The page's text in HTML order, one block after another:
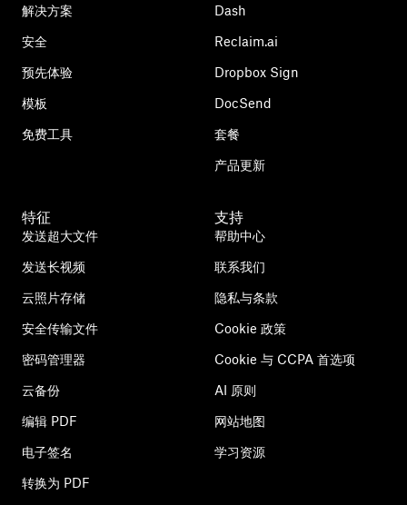
解决方案
安全
预先体验
模板
免费工具
Dash
Reclaim.ai
Dropbox Sign
DocSend
套餐
产品更新
特征
发送超大文件
发送长视频
云照片存储
安全传输文件
密码管理器
云备份
编辑 PDF
电子签名
转换为 PDF
支持
帮助中心
联系我们
隐私与条款
Cookie 政策
Cookie 与 CCPA 首选项
AI 原则
网站地图
学习资源